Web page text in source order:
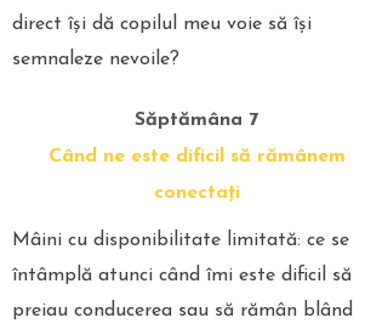
direct își dă copilul meu voie să își
semnaleze nevoile?
Săptămâna 7
Când ne este dificil să rămânem
conectați
Mâini cu disponibilitate limitată: ce se
întâmplă atunci când îmi este dificil să
preiau conducerea sau să rămân blând